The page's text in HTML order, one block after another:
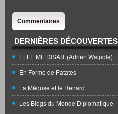
Commentaires
DERNIÈRES DÉCOUVERTES
ELLE ME DISAIT (Adrien Walpole)
En Forme de Patates
La Méduse et le Renard
Les Blogs du Monde Diplomatique